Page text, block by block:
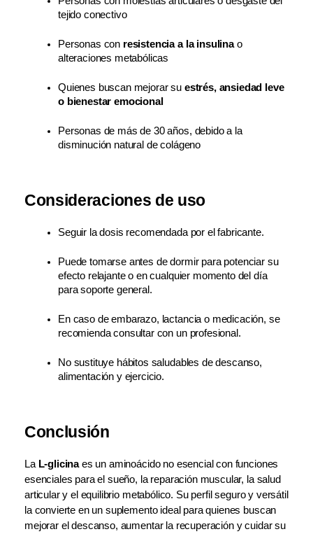
tejido conectivo
Personas con resistencia a la insulina o
alteraciones metabólicas
Quienes buscan mejorar su estrés, ansiedad leve
o bienestar emocional
Personas de más de 30 años, debido a la
disminución natural de colágeno
Consideraciones de uso
Seguir la dosis recomendada por el fabricante.
Puede tomarse antes de dormir para potenciar su
efecto relajante o en cualquier momento del día
para soporte general.
En caso de embarazo, lactancia o medicación, se
recomienda consultar con un profesional.
No sustituye hábitos saludables de descanso,
alimentación y ejercicio.
Conclusión
La L-glicina es un aminoácido no esencial con funciones
esenciales para el sueño, la reparación muscular, la salud
articular y el equilibrio metabólico. Su perfil seguro y versátil
la convierte en un suplemento ideal para quienes buscan
mejorar el descanso, aumentar la recuperación y cuidar su